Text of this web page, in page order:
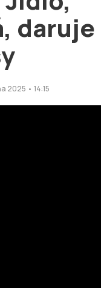
daruje
2025 • 14:15